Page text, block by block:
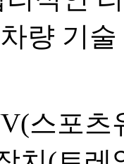
량 기
스포